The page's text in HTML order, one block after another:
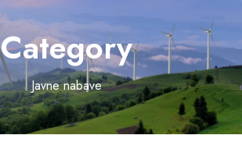
Category
Javne nabave